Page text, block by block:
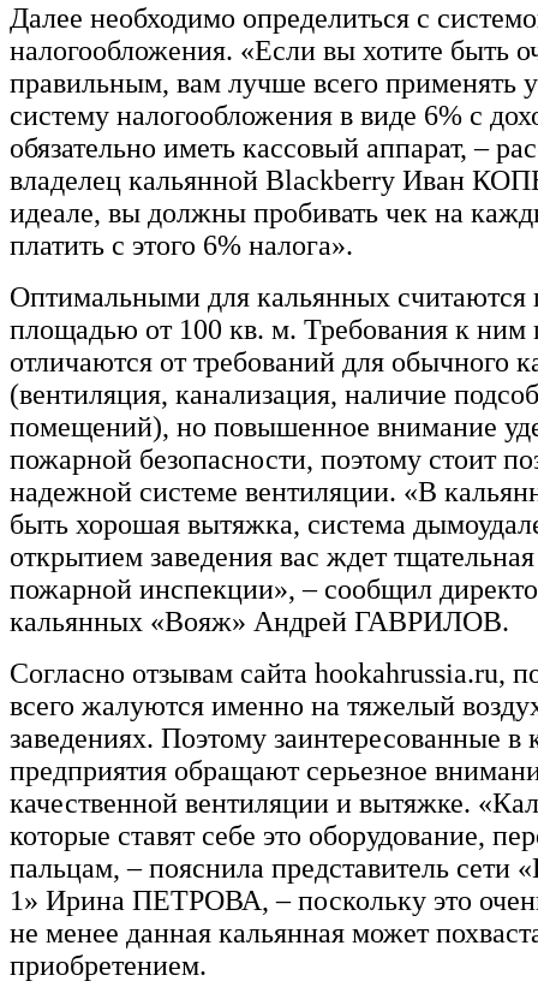
Далее необходимо определиться с
налогообложения. «Если вы хотите быть
правильным, вам лучше всего применять
систему налогообложения в виде 6% с
обязательно иметь кассовый аппарат, –
владелец кальянной Blackberry Иван
идеале, вы должны пробивать чек на
платить с этого 6% налога».
Оптимальными для кальянных
площадью от 100 кв. м. Требования к ним
отличаются от требований для обычного
(вентиляция, канализация, наличие
помещений), но повышенное внимание
пожарной безопасности, поэтому стоит
надежной системе вентиляции. «В
быть хорошая вытяжка, система
открытием заведения вас ждет
пожарной инспекции», – сообщил
кальянных «Вояж» Андрей ГАВРИЛОВ.
Согласно отзывам сайта hookahrussia.ru,
всего жалуются именно на тяжелый
заведениях. Поэтому заинтересованные в
предприятия обращают серьезное
качественной вентиляции и вытяжке.
которые ставят себе это оборудование,
пальцам, – пояснила представитель сети
1» Ирина ПЕТРОВА, – поскольку это
не менее данная кальянная может
приобретением.